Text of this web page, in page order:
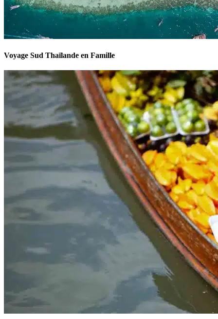
Voyage Sud Thaïlande en Famille